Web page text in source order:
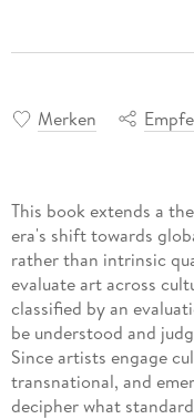
Merken
This book extends a
era's shift towards
rather than intrinsic
evaluate art across
classified by an
be understood and
Since artists engage
transnational, and
decipher what